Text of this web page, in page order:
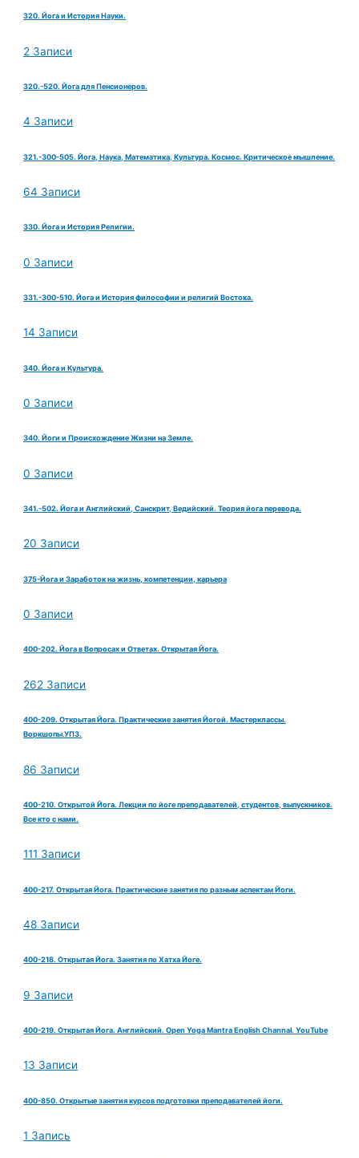
320. Йога и История Науки.
2 Записи
320.-520. Йога для Пенсионеров.
4 Записи
321.-300-505. Йога, Наука, Математика, Культура. Космос. Критическое мышление.
64 Записи
330. Йога и История Религии.
0 Записи
331.-300-510. Йога и История философии и религий Востока.
14 Записи
340. Йога и Культура.
0 Записи
340. Йоги и Происхождение Жизни на Земле.
0 Записи
341.-502. Йога и Английский, Санскрит, Ведийский. Теория йога перевода.
20 Записи
375-Йога и Заработок на жизнь, компетенции, карьера
0 Записи
400-202. Йога в Вопросах и Ответах. Открытая Йога.
262 Записи
400-209. Открытая Йога. Практические занятия Йогой. Мастерклассы.
Воркшопы.УПЗ.
86 Записи
400-210. Открытой Йога. Лекции по йоге преподавателей, студентов, выпускников.
Все кто с нами.
111 Записи
400-217. Открытая Йога. Практические занятия по разным аспектам Йоги.
48 Записи
400-218. Открытая Йога. Занятия по Хатха Йоге.
9 Записи
400-219. Открытая Йога. Английский. Open Yoga Mantra English Channal. YouTube
13 Записи
400-850. Открытые занятия курсов подготовки преподавателей йоги.
1 Запись